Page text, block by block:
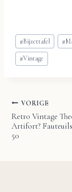
Bericht
tags:
#Bijzettafel #
#Vintage
Bericht
navigatie
VORIGE
Retro Vintage
Artifort?
50